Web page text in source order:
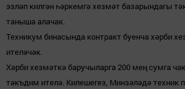
эзләп килгән һәркемгә хезмәт базарындагы
таныша алачак.
Техникум бинасында контракт буенча хәрби
ителәчәк.
Хәрби хезмәткә баручыларга 200 мең сумга
тәкъдим ителә. Килешегез, Минзәләдә техник